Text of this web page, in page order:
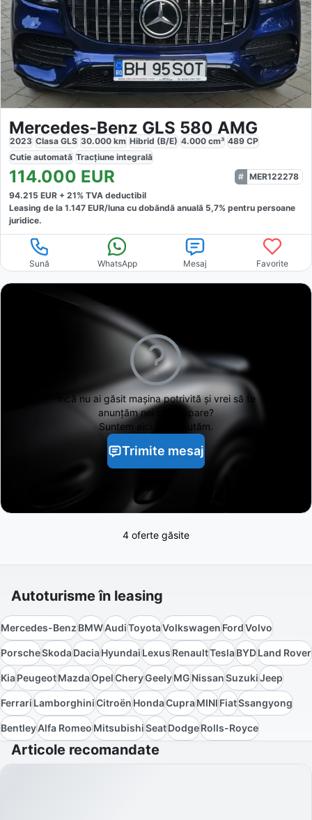
Mercedes-Benz GLS 580 AMG
2023 Clasa GLS 30.000 km Hibrid (B/E) 4.000 cm³ 489 CP
Cutie automată Tracțiune integrală
114.000 EUR
MER122278
94.215 EUR + 21% TVA deductibil
Leasing de la 1.147 EUR/luna cu dobăndă anuală 5,7% pentru persoane
juridice.
Sună WhatsApp Mesaj Favorite
Încă nu ai găsitmașina potrivită și vrei să te
anunțăm noi când apare?
Suntem aici să te ajutăm.
Trimite mesaj
4 oferte găsite
Autoturisme în leasing
Mercedes-BenzBMWAudiToyotaVolkswagenFordVolvo
PorscheSkodaDaciaHyundaiLexusRenaultTeslaBYDLand Rover
KiaPeugeotMazdaOpelCheryGeelyMGNissanSuzukiJeep
FerrariLamborghiniCitroënHondaCupraMINIFiatSsangyong
BentleyAlfa RomeoMitsubishiSeatDodgeRolls-Royce
Articole recomandate